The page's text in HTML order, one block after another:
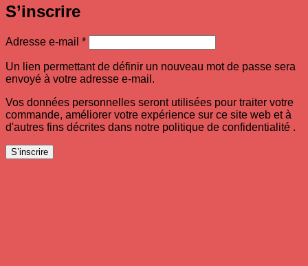
S’inscrire
Adresse e-mail *Obligatoire
Un lien permettant de définir un nouveau mot de passe sera
envoyé à votre adresse e-mail.
Vos données personnelles seront utilisées pour traiter votre
commande, améliorer votre expérience sur ce site web et à
d'autres fins décrites dans notre politique de confidentialité .
S’inscrire